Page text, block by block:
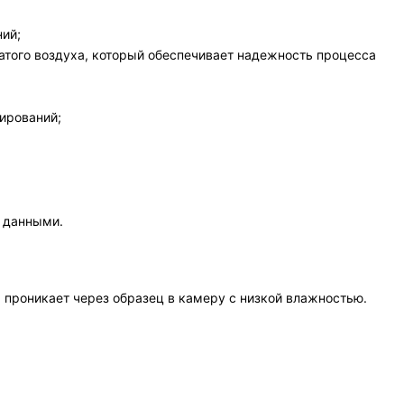
воздуха, который обеспечивает надежность процесса
данными.
через образец в камеру с низкой влажностью.